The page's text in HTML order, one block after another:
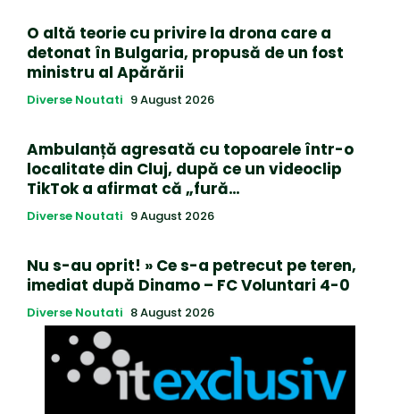
O altă teorie cu privire la drona care a
detonat în Bulgaria, propusă de un fost
ministru al Apărării
Diverse Noutati 9 August 2026
Ambulanță agresată cu topoarele într-o
localitate din Cluj, după ce un videoclip
TikTok a afirmat că „fură…
Diverse Noutati 9 August 2026
Nu s-au oprit! » Ce s-a petrecut pe teren,
imediat după Dinamo – FC Voluntari 4-0
Diverse Noutati 8 August 2026